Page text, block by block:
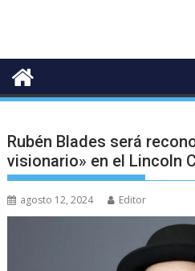
Rubén Blades será
visionario» en el Lincoln
agosto 12, 2024 Editor